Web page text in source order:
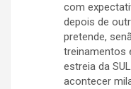
com
depois de
pretende,
treinamentos
estreia da
acontecer